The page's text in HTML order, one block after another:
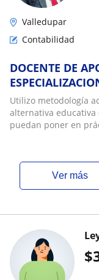
Valledupar
Contabilidad
DOCENTE DE
Utilizo metodología
alternativa
puedan poner en
ver más
$